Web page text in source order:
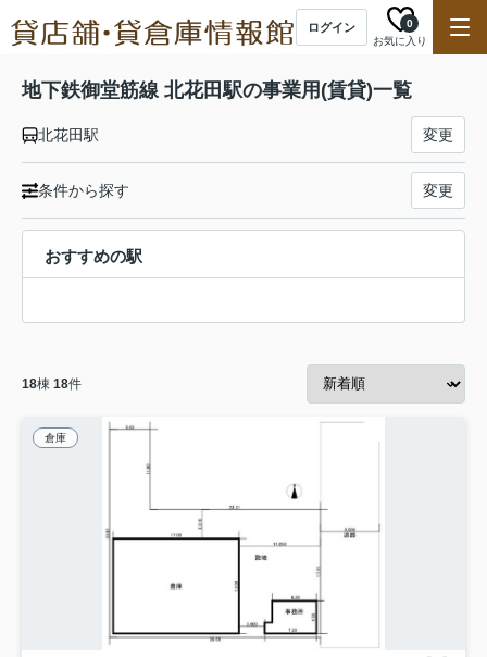
ログイン
お気に入り
0
地下鉄御堂筋線 北花田駅の事業用(賃貸)一覧
北花田駅 変更
条件から探す 変更
おすすめの駅
18棟 18件
倉庫